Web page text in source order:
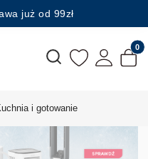
już od 99zł
produkty
Otwórz wyszukiwarkę
i gotowanie